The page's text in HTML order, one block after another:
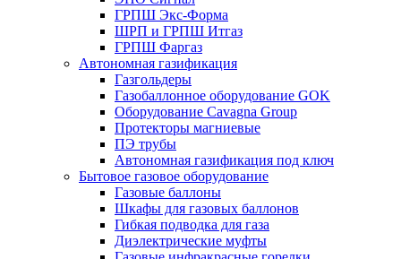
ГРПШ Экс-Форма
ШРП и ГРПШ Итгаз
ГРПШ Фаргаз
Автономная газификация
Газгольдеры
Газобаллонное оборудование GOK
Оборудование Cavagna Group
Протекторы магниевые
ПЭ трубы
Автономная газификация под ключ
Бытовое газовое оборудование
Газовые баллоны
Шкафы для газовых баллонов
Гибкая подводка для газа
Диэлектрические муфты